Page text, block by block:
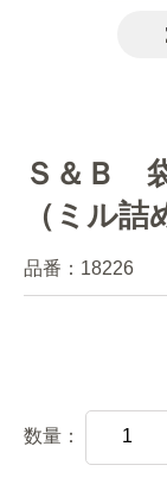
Ｓ＆Ｂ
（ミル
品番： 18226
数量：